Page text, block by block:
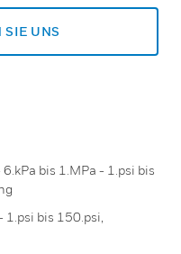
SIE UNS
bis 1.MPa - 1.psi bis
1.psi bis 150.psi,